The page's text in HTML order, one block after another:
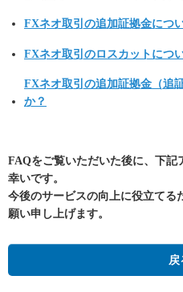
FXネオ取引の追加証拠金につ
FXネオ取引のロスカットにつ
FXネオ取引の追加証拠金（追
か？
FAQをご覧いただいた後に、下記
幸いです。
今後のサービスの向上に役立てる
願い申し上げます。
戻